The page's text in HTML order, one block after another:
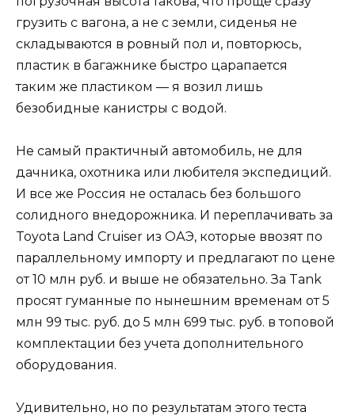
грузить с вагона, а не с земли, сиденья не
складываются в ровный пол и, повторюсь,
пластик в багажнике быстро царапается
таким же пластиком — я возил лишь
безобидные канистры с водой.
Не самый практичный автомобиль, не для
дачника, охотника или любителя экспедиций.
И все же Россия не осталась без большого
солидного внедорожника. И переплачивать за
Toyota Land Cruiser из ОАЭ, которые ввозят по
параллельному импорту и предлагают по цене
от 10 млн руб. и выше не обязательно. За Tank
просят гуманные по нынешним временам от 5
млн 99 тыс. руб. до 5 млн 699 тыс. руб. в топовой
комплектации без учета дополнительного
оборудования.
Удивительно, но по результатам этого теста